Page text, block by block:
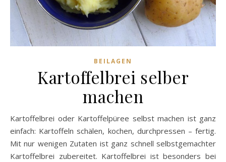
BEILAGEN
Kartoffelbrei selber
machen
Kartoffelbrei oder Kartoffelpüree selbst machen ist ganz
einfach: Kartoffeln schälen, kochen, durchpressen – fertig.
Mit nur wenigen Zutaten ist ganz schnell selbstgemachter
Kartoffelbrei zubereitet. Kartoffelbrei ist besonders bei